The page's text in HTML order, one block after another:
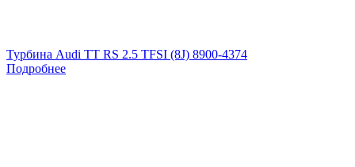
Турбина Audi TT RS 2.5 TFSI (8J) 8900-4374
Подробнее